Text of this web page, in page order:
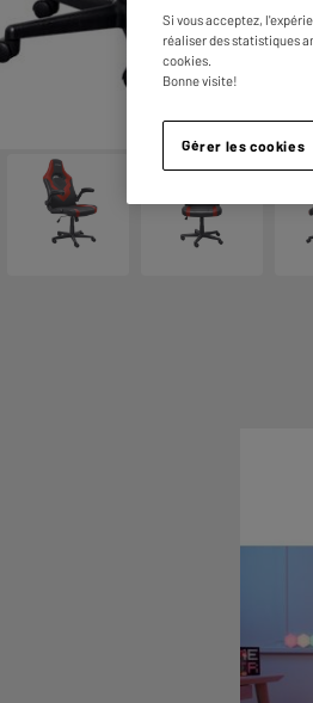
Si vous acceptez,
réaliser des statistiques
cookies.
Bonne visite!
Gérer les cookies